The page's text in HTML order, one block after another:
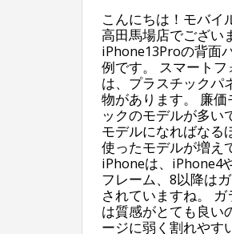
こんにちは！モバイ
高田馬場店でござい
iPhone13Proの背面
例です。 スマート
は、プラスチックパ
物があります。 廉
ックのモデルが多い
モデルになればなる
使ったモデルが増え
iPhoneは、iPhone4
フレーム、8以降は
されていますね。
は質感がとても良い
ージに弱く割れやす